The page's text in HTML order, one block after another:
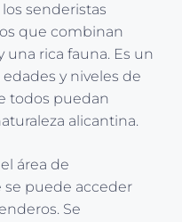
senderistas
que combinan
una rica fauna. Es un
y niveles de
todos puedan
alicantina.
área de
puede acceder
Se